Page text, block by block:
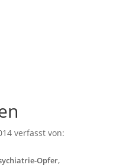
verfasst von:
Opfer,